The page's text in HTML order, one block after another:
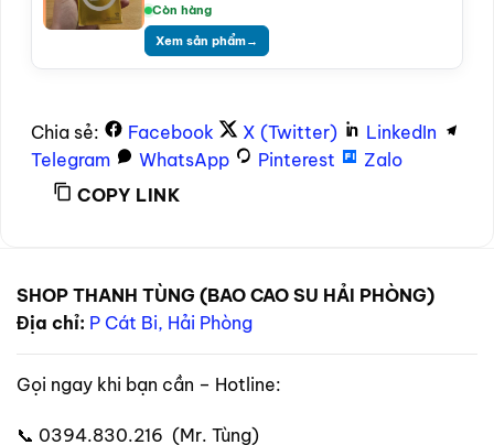
Còn hàng
Xem sản phẩm→
Chia sẻ: Facebook X (Twitter)
LinkedIn
Telegram
WhatsApp Pinterest
Zalo
COPY LINK
SHOP THANH TÙNG (BAO CAO SU HẢI PHÒNG)
Địa chỉ: P Cát Bi, Hải Phòng
Gọi ngay khi bạn cần – Hotline:
📞 0394.830.216 (Mr. Tùng)